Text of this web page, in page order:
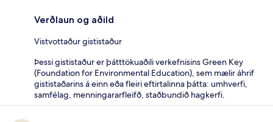
Verðlaun og aðild
Vistvottaður gististaður
Þessi gististaður er þátttökuaðili verkefnisins Green Key
(Foundation for Environmental Education), sem mælir áhrif
gististaðarins á einn eða fleiri eftirtalinna þátta: umhverfi,
samfélag, menningararfleifð, staðbundið hagkerfi.